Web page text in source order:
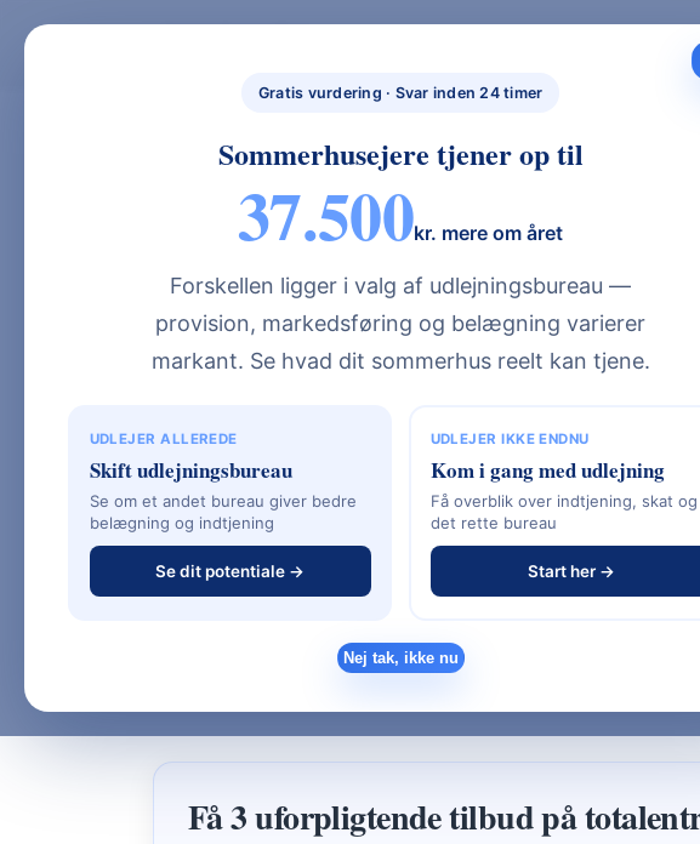
Gratis vurdering · Svar inden 24 timer
Sommerhusejere tjener op til
37.500kr. mere om året
Forskellen ligger i valg af udlejningsbureau —
provision, markedsføring og belægning varierer
markant. Se hvad dit sommerhus reelt kan tjene.
UDLEJER ALLEREDE
Skift udlejningsbureau
Se om et andet bureau giver bedre
belægning og indtjening
Se dit potentiale →
UDLEJER IKKE ENDNU
Kom i gang med udlejning
Få overblik over indtjening, skat og
det rette bureau
Start her →
Nej tak, ikke nu
SOMMERHUS
AB18 Forklaret (2026)
Betyder AB18 Ved
Hvad er AB18 – og hvorfor er det vigtigt, når du bygger
AB18 er standardvilkår for bygge- og anlægsarbejder i
regler, der regulerer forholdet mellem bygherre og
tidsfrister, mangler og ansvar.
Hvis du bygger nyt hus, er det afgørende at forstå, om
Vil du have det fulde overblik over entreprise og
Entreprise & Jura ved nybyg
Få 3 uforpligtende tilbud på